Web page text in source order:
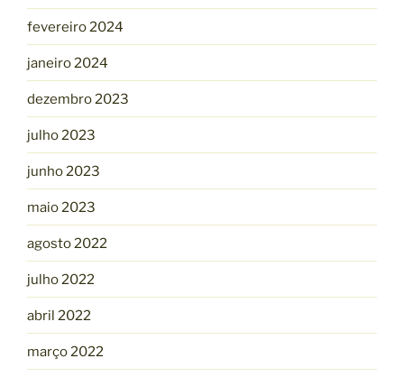
fevereiro 2024
janeiro 2024
dezembro 2023
julho 2023
junho 2023
maio 2023
agosto 2022
julho 2022
abril 2022
março 2022